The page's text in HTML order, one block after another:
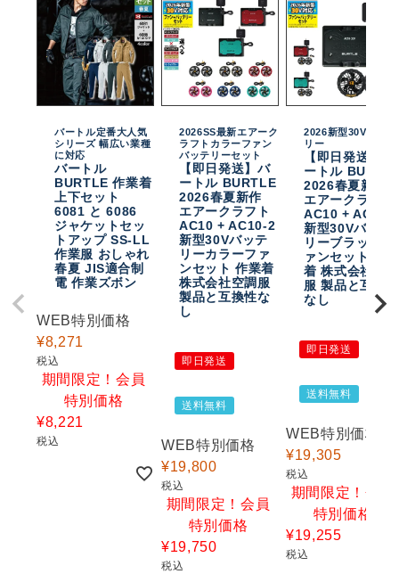
バートル定番大人気
シリーズ 幅広い業種
に対応
バートル
BURTLE 作業着
上下セット
6081 と 6086
ジャケットセッ
トアップ SS-LL
作業服 おしゃれ
春夏 JIS適合制
電 作業ズボン
WEB特別価格
¥8,271
税込
期間限定！会員
特別価格
¥8,221
税込
2026SS最新エアーク
ラフトカラーファン
バッテリーセット
【即日発送】バ
ートル BURTLE
2026春夏新作
エアークラフト
AC10 + AC10-2
新型30Vバッテ
リーカラーファ
ンセット 作業着
株式会社空調服
製品と互換性な
し
即日発送
送料無料
WEB特別価格
¥19,800
税込
期間限定！会員
特別価格
¥19,750
税込
2026新型30Vバッテ
リー
【即日発送】バ
ートル
2026春夏新作
エアークラフト
AC10 + AC10-
新型30Vバッテ
リーブラックフ
ァンセット 作業
着 株式会社空調
服 製品と互換性
なし
即日発送
送料無料
WEB特別価格
¥19,305
税込
期間限定！会員
特別価格
¥19,255
税込